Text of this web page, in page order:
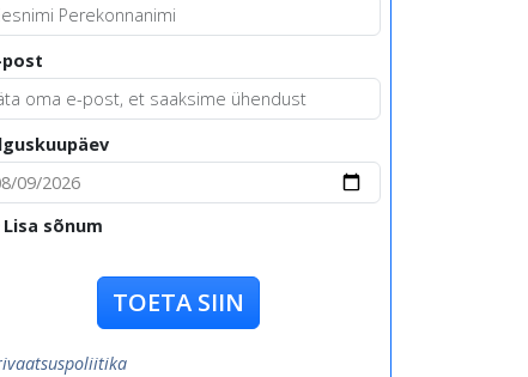
post
Lisa sõnum
TOETA SIIN